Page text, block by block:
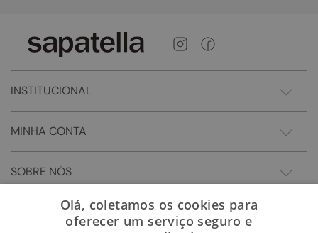
INSTITUCIONAL
MINHA CONTA
SOBRE NÓS
Olá, coletamos os cookies para
oferecer um serviço seguro e